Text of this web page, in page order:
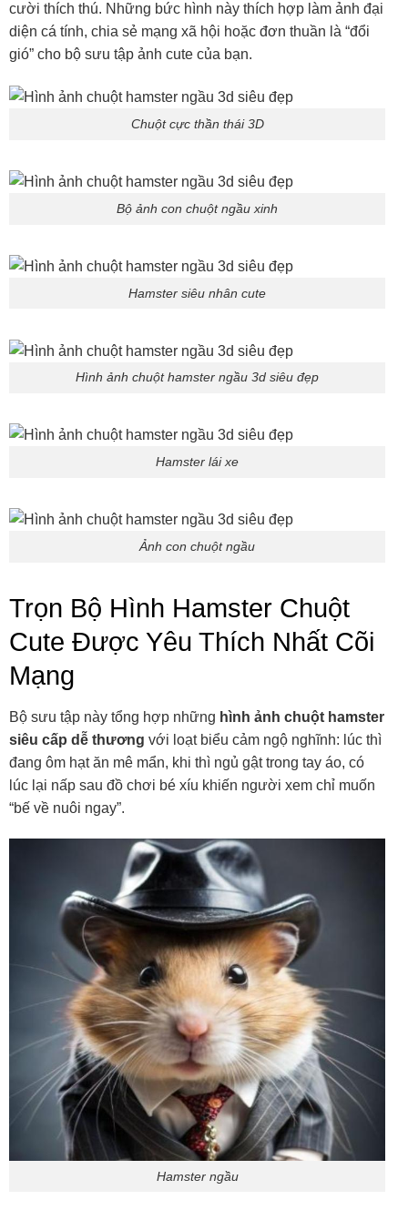
cười thích thú. Những bức hình này thích hợp làm ảnh đại
diện cá tính, chia sẻ mạng xã hội hoặc đơn thuần là “đổi
gió” cho bộ sưu tập ảnh cute của bạn.
Chuột cực thần thái 3D
Bộ ảnh con chuột ngầu xinh
Hamster siêu nhân cute
Hình ảnh chuột hamster ngầu 3d siêu đẹp
Hamster lái xe
Ảnh con chuột ngầu
Trọn Bộ Hình Hamster Chuột
Cute Được Yêu Thích Nhất Cõi
Mạng
Bộ sưu tập này tổng hợp những hình ảnh chuột hamster
siêu cấp dễ thương với loạt biểu cảm ngộ nghĩnh: lúc thì
đang ôm hạt ăn mê mẩn, khi thì ngủ gật trong tay áo, có
lúc lại nấp sau đồ chơi bé xíu khiến người xem chỉ muốn
“bế về nuôi ngay”.
Hamster ngầu